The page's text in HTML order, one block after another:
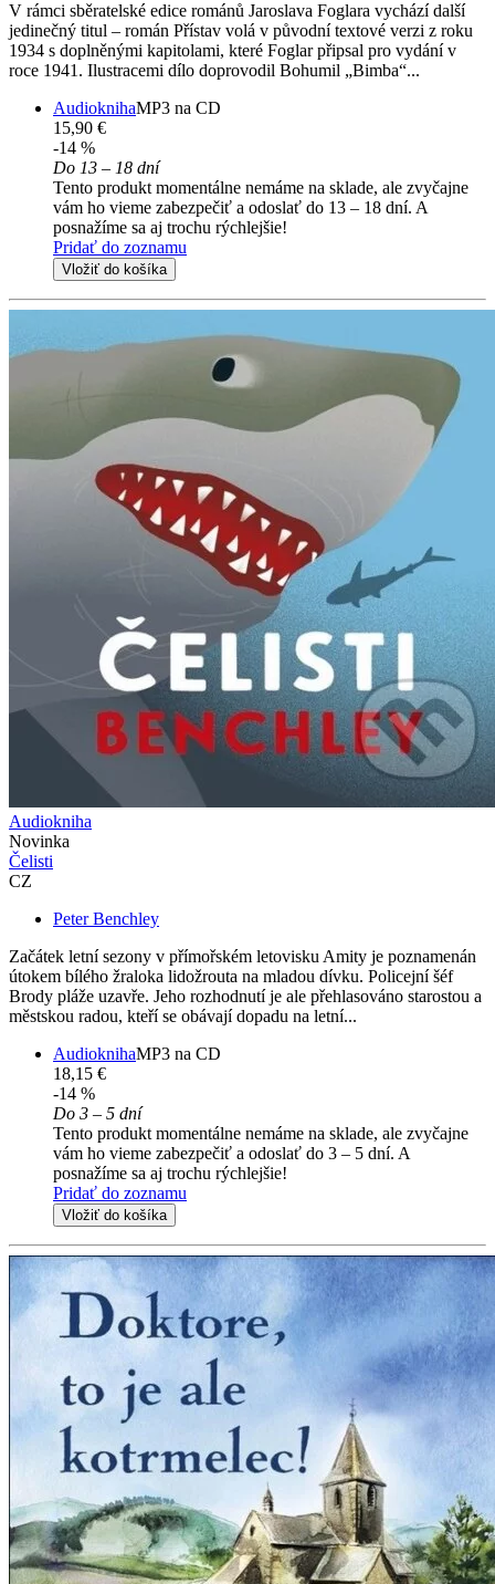
V rámci sběratelské edice románů Jaroslava Foglara vychází další
jedinečný titul – román Přístav volá v původní textové verzi z roku
1934 s doplněnými kapitolami, které Foglar připsal pro vydání v
roce 1941. Ilustracemi dílo doprovodil Bohumil „Bimba“...
AudioknihaMP3 na CD
15,90 €
-14 %
Do 13 – 18 dní
Tento produkt momentálne nemáme na sklade, ale zvyčajne
vám ho vieme zabezpečiť a odoslať do 13 – 18 dní. A
posnažíme sa aj trochu rýchlejšie!
Pridať do zoznamu
Vložiť do košíka
Audiokniha
Novinka
Čelisti
CZ
Peter Benchley
Začátek letní sezony v přímořském letovisku Amity je poznamenán
útokem bílého žraloka lidožrouta na mladou dívku. Policejní šéf
Brody pláže uzavře. Jeho rozhodnutí je ale přehlasováno starostou a
městskou radou, kteří se obávají dopadu na letní...
AudioknihaMP3 na CD
18,15 €
-14 %
Do 3 – 5 dní
Tento produkt momentálne nemáme na sklade, ale zvyčajne
vám ho vieme zabezpečiť a odoslať do 3 – 5 dní. A
posnažíme sa aj trochu rýchlejšie!
Pridať do zoznamu
Vložiť do košíka